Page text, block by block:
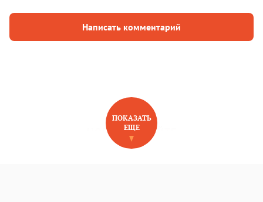
Написать комментарий
НОВОЕ НА САЙТЕ
ПОКАЗАТЬ
ЕЩЕ